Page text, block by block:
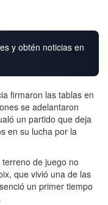
y obtén noticias en
firmaron las tablas en
se adelantaron
un partido que deja
en su lucha por la
de juego no
que vivió una de las
un primer tiempo